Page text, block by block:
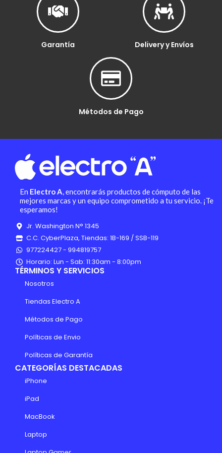
Garantía Delivery y Envíos
Métodos de Pago
En Electro A, encontrarás productos de cómputo de las
mejores marcas y un equipo comprometido a tu servicio. ¡Te
esperamos!
Jr. Washington N° 1345
C.C. CyberPlaza, Tiendas: 1B-169 / SSB-119
977224427 - 994819757
Horario: Lun - Sab: 11:30am - 8:00pm
TÉRMINOS Y SERVICIOS
Nosotros
Tiendas Electro A
Métodos de Pago
Políticas de Envio
Políticas de Garantía
CATEGORÍAS DESTACADAS
iPhone
iPad
MacBook
Laptop